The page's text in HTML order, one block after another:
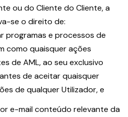
ou do Cliente do Cliente, a
se o direito de:
programas e processos de
como quaisquer ações
de AML, ao seu exclusivo
de aceitar quaisquer
de qualquer Utilizador, e
e-mail conteúdo relevante da